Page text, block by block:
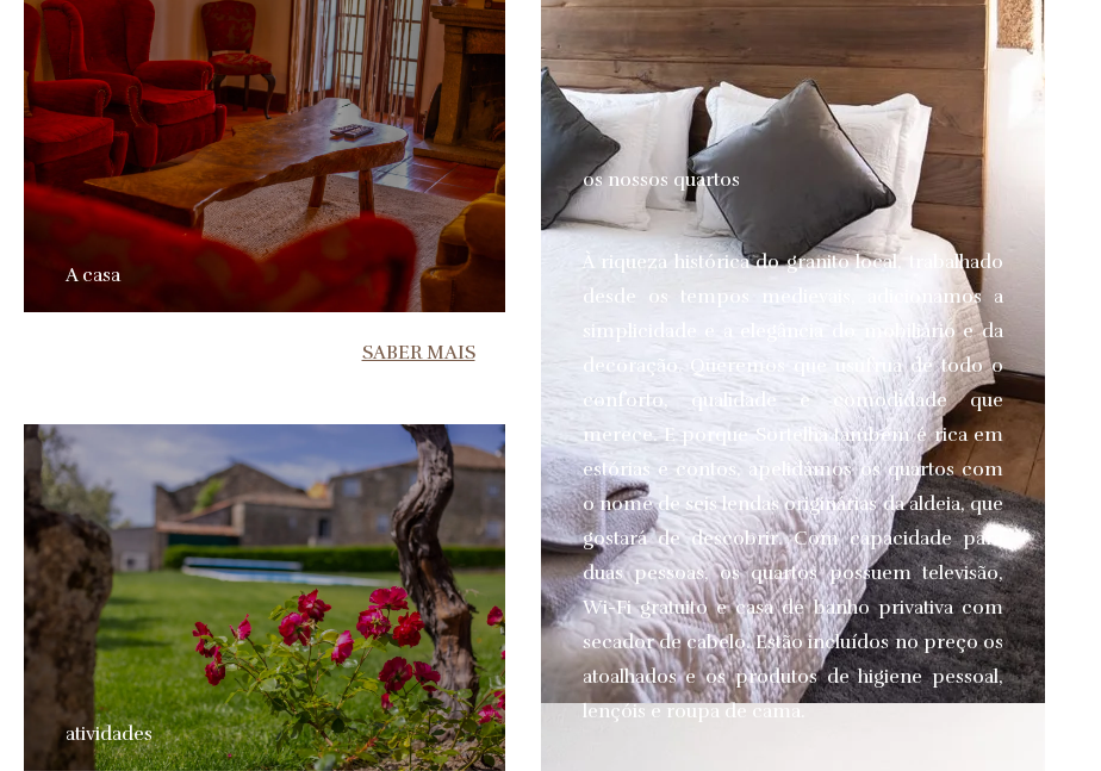
A casa
SABER MAIS
atividades
os nossos quartos
À riqueza histórica do granito local, trabalhado
desde os tempos medievais, adicionamos a
simplicidade e a elegância do mobiliário e da
decoração. Queremos que usufrua de todo o
conforto, qualidade e comodidade que
merece.E porque Sortelha também é rica em
estórias e contos, apelidámos os quartos com
o nome de seis lendas originárias da aldeia, que
gostará de descobrir. Com capacidade para
duas pessoas, os quartos possuem televisão,
Wi-Fi gratuito e casa de banho privativa com
secador de cabelo. Estão incluídos no preço os
atoalhados e os produtos de higiene pessoal,
lençóis e roupa de cama.